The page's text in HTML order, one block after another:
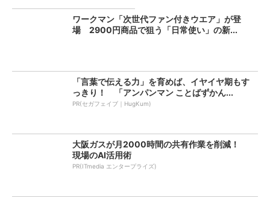
ワークマン「次世代ファン付きウエア」が登
場 2900円商品で狙う「日常使い」の新...
「言葉で伝える力」を育めば、イヤイヤ期もす
っきり！ 「アンパンマン ことばずかん...
PR(セガフェイブ｜HugKum)
大阪ガスが月2000時間の共有作業を削減！
現場のAI活用術
PR(ITmedia エンタープライズ)